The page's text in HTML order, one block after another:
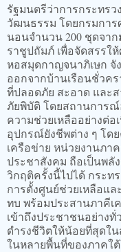
รัฐมนตรีว่าการกระทร
วัฒนธรรม โดยกรมกา
นอนจำนวน 200 ชุดจา
ราชูปถัมภ์ เพื่อจัดสรรใ
หอสมุดกาญจนาภิเษก จั
ออกจากบ้านเรือนชั่วค
ที่ปลอดภัย สะอาด และ
ภัยพิบัติ โดยสถานการ
ความช่วยเหลืออย่างต่
อุปกรณ์ยังชีพต่าง ๆ โด
เครือข่าย หน่วยงานภา
ประชาสังคม ถือเป็นพ
วิกฤติครั้งนี้ไปได้ กระ
การตั้งศูนย์ช่วยเหลือแ
ทบ พร้อมประสานภาคีเ
เข้าถึงประชาชนอย่าง
ดำรงชีวิตให้น้อยที่สุดใ
ในหลายพื้นที่ของภาคใ